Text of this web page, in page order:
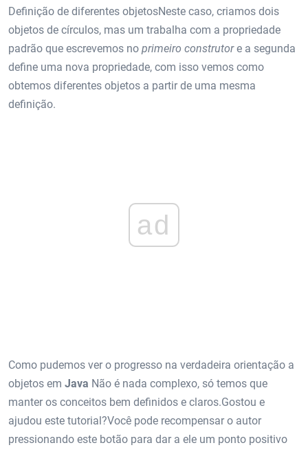
Definição de diferentes objetosNeste caso, criamos dois
objetos de círculos, mas um trabalha com a propriedade
padrão que escrevemos no primeiro construtore a segunda
define uma nova propriedade, com isso vemos como
obtemos diferentes objetos a partir de uma mesma
definição.
ad
Como pudemos ver o progresso na verdadeira orientação a
objetos em Java Não é nada complexo, só temos que
manter os conceitos bem definidos e claros.Gostou e
ajudou este tutorial?Você pode recompensar o autor
pressionando este botão para dar a ele um ponto positivo